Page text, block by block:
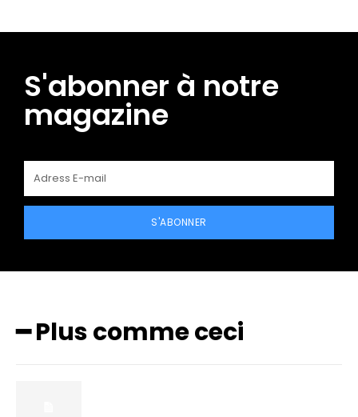
S'abonner à notre
magazine
S'ABONNER
━ Plus comme ceci